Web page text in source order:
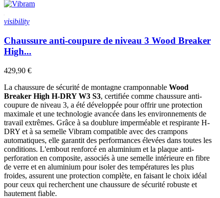
Agriculture et jardinage
Samelle
Vibram 7
Embout
Aluminium 7
Taille
Prix
€
visibility
Chaussure anti-coupure de niveau 3 Wood Breaker
High...
429,90 €
La chaussure de sécurité de montagne cramponnable Wood
Breaker High H-DRY W3 S3, certifiée comme chaussure anti-
coupure de niveau 3, a été développée pour offrir une protection
maximale et une technologie avancée dans les environnements de
travail extrêmes. Grâce à sa doublure imperméable et respirante H-
DRY et à sa semelle Vibram compatible avec des crampons
automatiques, elle garantit des performances élevées dans toutes les
conditions. L'embout renforcé en aluminium et la plaque anti-
perforation en composite, associés à une semelle intérieure en fibre
de verre et en aluminium pour isoler des températures les plus
froides, assurent une protection complète, en faisant le choix idéal
pour ceux qui recherchent une chaussure de sécurité robuste et
hautement fiable.